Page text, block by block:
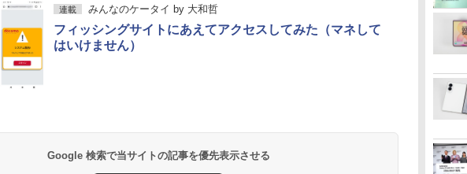
連載 みんなのケータイ by 大和哲
フィッシングサイトにあえてアクセスしてみた（マネして
はいけません）
Google 検索で当サイトの記事を優先表示させる